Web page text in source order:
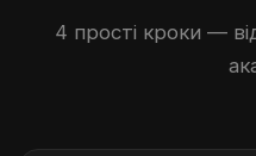
4 прості кроки —